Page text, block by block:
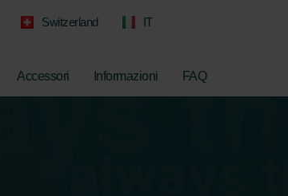
Switzerland IT
Accessori Informazioni FAQ